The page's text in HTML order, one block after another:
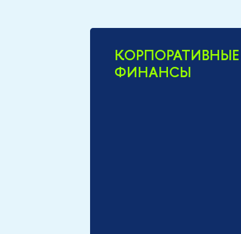
КОРПОРАТИВНЫЕ
ФИНАНСЫ